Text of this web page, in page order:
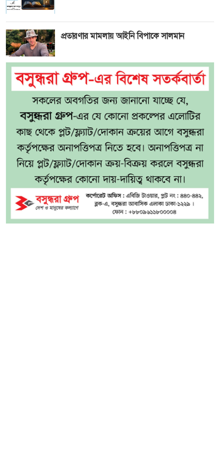
প্রতারণার মামলায় আইনি বিপাকে সালমান